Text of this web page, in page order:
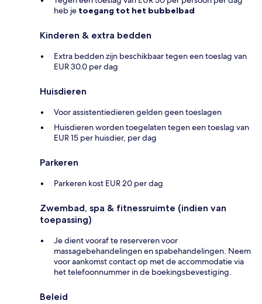
heb je toegang tot het bubbelbad
Kinderen & extra bedden
Extra bedden zijn beschikbaar tegen een toeslag van
EUR 30.0 per dag
Huisdieren
Voor assistentiedieren gelden geen toeslagen
Huisdieren worden toegelaten tegen een toeslag van
EUR 15 per huisdier, per dag
Parkeren
Parkeren kost EUR 20 per dag
Zwembad, spa & fitnessruimte (indien van
toepassing)
Je dient vooraf te reserveren voor
massagebehandelingen en spabehandelingen. Neem
voor aankomst contact op met de accommodatie via
het telefoonnummer in de boekingsbevestiging.
Beleid